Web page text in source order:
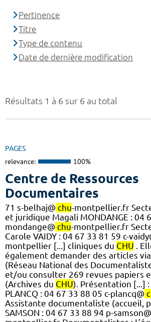
Résultats 1 à 6 sur 6 au total
PAGES
relevance: 100%
Centre de Ressources
Documentaires
71 s-belhaj@ chu-montpellier.fr
et juridique Magali MONDANGE : 04
mondange@ chu-montpellier.fr
Carole VAIDY : 04 67 33 81 59 c-
montpellier [...] cliniques du CHU .
également demander des articles via
(Réseau National des
et/ou consulter 269 revues papiers
(Archives du CHU). Présentation [...]
PLANCQ : 04 67 33 88 05 c-plancq@
Assistante documentaliste (accueil,
SAMSON : 04 67 33 88 94 p-samson@
Pertinence
Titre
Type de contenu
Date de dernière modification